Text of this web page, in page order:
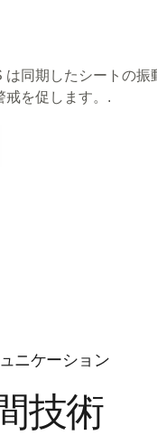
は同期したシートの振
戒を促します。.
ニケーション
技術